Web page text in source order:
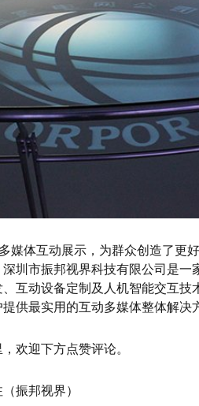
媒体互动展示，为群众创造了更
圳市振邦视界科技有限公司是一
互动设备定制及人机智能交互技
供最实用的互动多媒体整体解决
欢迎下方点赞评论。
振邦视界）